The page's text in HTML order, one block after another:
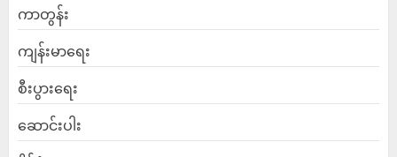
ကာတွန်း
ကျန်းမာရေး
စီးပွားရေး
ဆောင်းပါး